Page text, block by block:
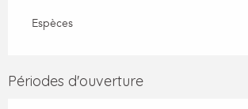
Espèces
Périodes d'ouverture